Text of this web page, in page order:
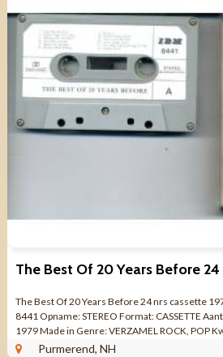
The Best Of 20 Years Before 24 nrs cassette
8441 Opname: STEREO Format: CASSETTE
1979 Made in Genre: VERZAMEL ROCK, POP
NIEUW op label ...
Purmerend, NH